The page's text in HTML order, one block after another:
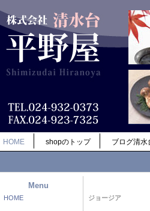
HOME shopのトップ ブログ清水
Menu
HOME ジョージア